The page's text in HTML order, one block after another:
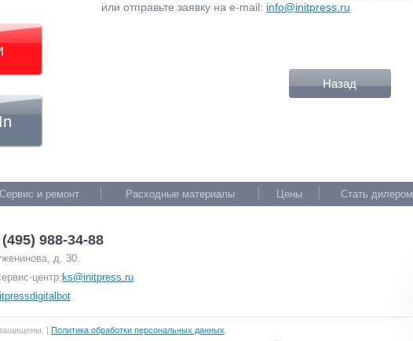
или отправьте заявку на e-mail: info@initpress.ru
Назад
Сервис и ремонт Расходные материалы Цены Стать дилером
988-34-88
д. 30.
центр: ks@initpress.ru
| Политика обработки персональных данных